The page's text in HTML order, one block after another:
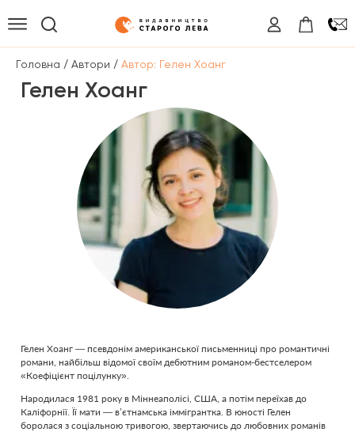
Головна / Автори / Автор: Гелен Хоанг
Гелен Хоанг
Гелен Хоанг — псевдонім американської письменниці про романтичні
романи, найбільш відомої своїм дебютним романом-бестселером
«Коефіцієнт поцілунку».
Народилася 1981 року в Міннеаполісі, США, а потім переїхав до
Каліфорнії. Її мати — в’єтнамська іммігрантка. В юності Гелен
боролася з соціальною тривогою, звертаючись до любовних романів